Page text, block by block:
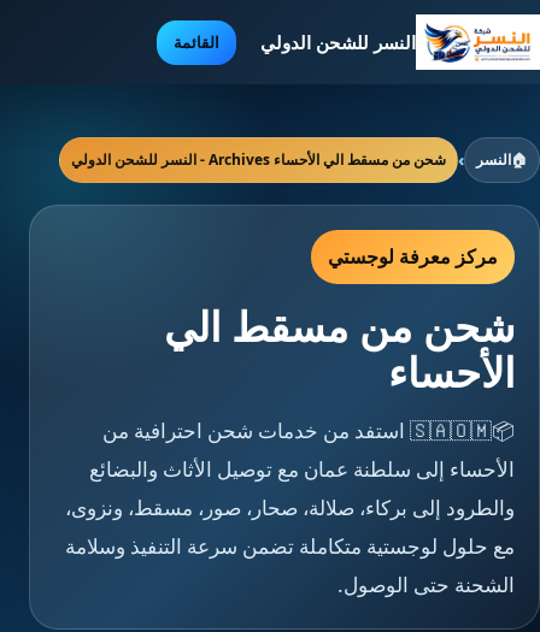
النسر للشحن الدولي القائمة
🏠النسر › شحن من مسقط الي الأحساء Archives - النسر للشحن الدولي
مركز معرفة لوجستي
شحن من مسقط الي
الأحساء
📦🇸🇦🇴🇲 استفد من خدمات شحن احترافية من
الأحساء إلى سلطنة عمان مع توصيل الأثاث والبضائع
والطرود إلى بركاء، صلالة، صحار، صور، مسقط، ونزوى،
مع حلول لوجستية متكاملة تضمن سرعة التنفيذ وسلامة
الشحنة حتى الوصول.